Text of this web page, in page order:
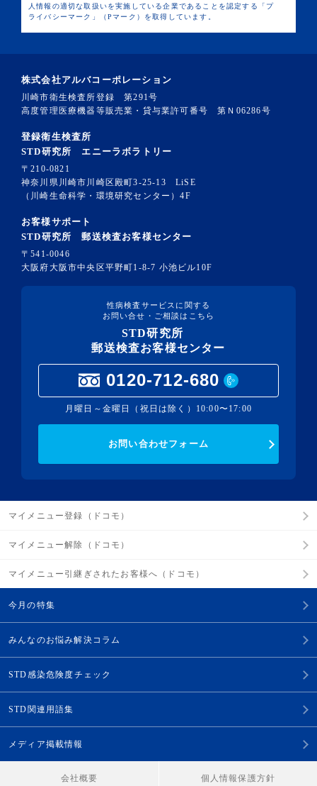
人情報の適切な取扱いを実施している企業であることを認定する「プ
ライバシーマーク」（Pマーク）を取得しています。
株式会社アルバコーポレーション
川崎市衛生検査所登録 第291号
高度管理医療機器等販売業・貸与業許可番号 第Ｎ06286号
登録衛生検査所
STD研究所 エニーラボラトリー
〒210-0821
神奈川県川崎市川崎区殿町3-25-13 LiSE
（川崎生命科学・環境研究センター）4F
お客様サポート
STD研究所 郵送検査お客様センター
〒541-0046
大阪府大阪市中央区平野町1-8-7 小池ビル10F
性病検査サービスに関する
お問い合せ・ご相談はこちら
STD研究所
郵送検査お客様センター
0120-712-680
月曜日～金曜日（祝日は除く）10:00〜17:00
お問い合わせフォーム
マイメニュー登録（ドコモ）
マイメニュー解除（ドコモ）
マイメニュー引継ぎされたお客様へ（ドコモ）
今月の特集
みんなのお悩み解決コラム
STD感染危険度チェック
STD関連用語集
メディア掲載情報
会社概要 個人情報保護方針